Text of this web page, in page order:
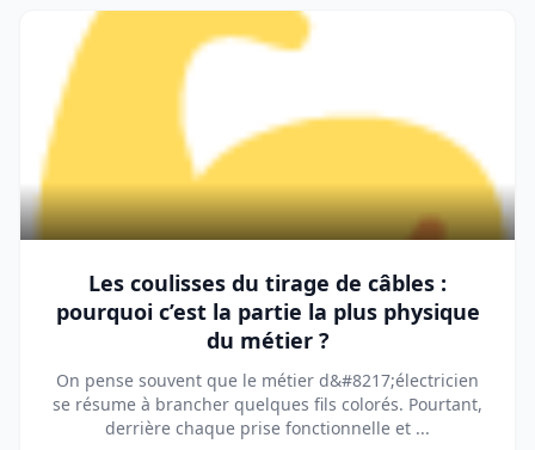
Les coulisses du tirage de câbles :
pourquoi c’est la partie la plus physique
du métier ?
On pense souvent que le métier d&#8217;électricien
se résume à brancher quelques fils colorés. Pourtant,
derrière chaque prise fonctionnelle et ...